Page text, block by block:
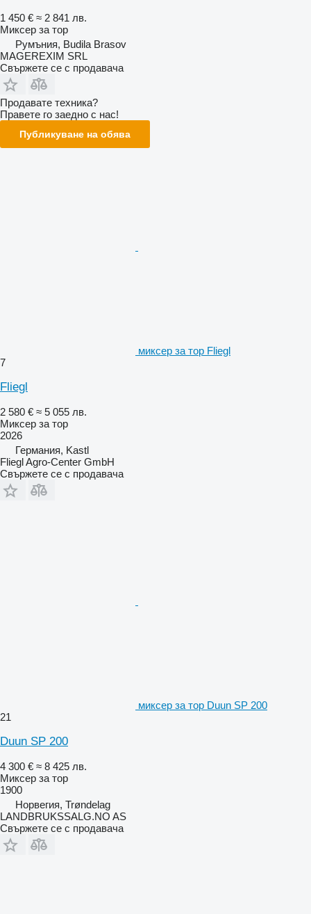
1 450 € ≈ 2 841 лв.
Миксер за тор
Румъния, Budila Brasov
MAGEREXIM SRL
Свържете се с продавача
Продавате техника?
Правете го заедно с нас!
Публикуване на обява
миксер за тор Fliegl
7
Fliegl
2 580 € ≈ 5 055 лв.
Миксер за тор
2026
Германия, Kastl
Fliegl Agro-Center GmbH
Свържете се с продавача
миксер за тор Duun SP 200
21
Duun SP 200
4 300 € ≈ 8 425 лв.
Миксер за тор
1900
Норвегия, Trøndelag
LANDBRUKSSALG.NO AS
Свържете се с продавача